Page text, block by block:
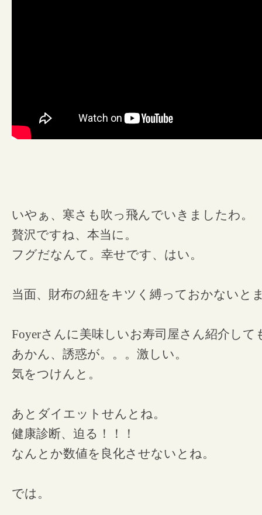
いやぁ、寒さも吹っ飛んでいきましたわ。
贅沢ですね、本当に。
フグだなんて。幸せです、はい。
当面、財布の紐をキツく縛っておかないと
Foyerさんに美味しいお寿司屋さん紹介して
あかん、誘惑が。。。激しい。
気をつけんと。
あとダイエットせんとね。
健康診断、迫る！！！
なんとか数値を良化させないとね。
では。